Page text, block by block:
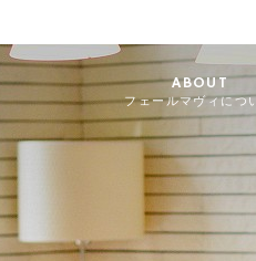
ABOUT
フェールマヴィにつ